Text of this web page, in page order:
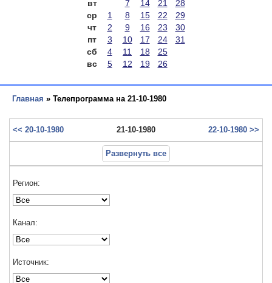
вт
7 14 21
28
ср
1 8 15 22
29
чт
2 9 16 23
30
пт
3 10 17 24
31
сб
4 11 18
25
вс
5 12 19 26
Главная » Телепрограмма на 21-10-1980
<< 20-10-1980 21-10-1980 22-10-1980 >>
Развернуть все
Регион:
Канал:
Источник: